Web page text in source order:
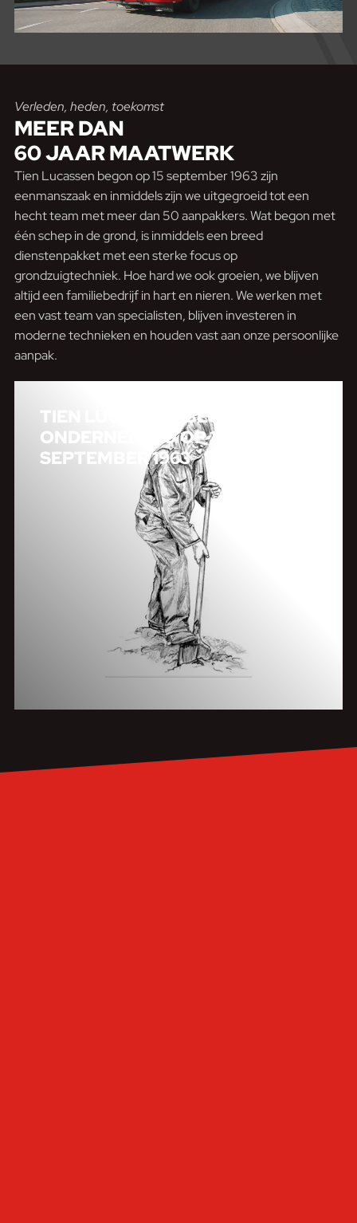
Verleden, heden, toekomst
MEER DAN
60 JAAR MAATWERK
Tien Lucassen begon op 15 september 1963 zijn
eenmanszaak en inmiddels zijn we uitgegroeid tot een
hecht team met meer dan 50 aanpakkers. Wat begon met
één schep in de grond, is inmiddels een breed
dienstenpakket met een sterke focus op
grondzuigtechniek. Hoe hard we ook groeien, we blijven
altijd een familiebedrijf in hart en nieren. We werken met
een vast team van specialisten, blijven investeren in
moderne technieken en houden vast aan onze persoonlijke
aanpak.
TIEN LUCASSEN BEGON ZIJN
ONDERNEMING OP 15
SEPTEMBER 1963